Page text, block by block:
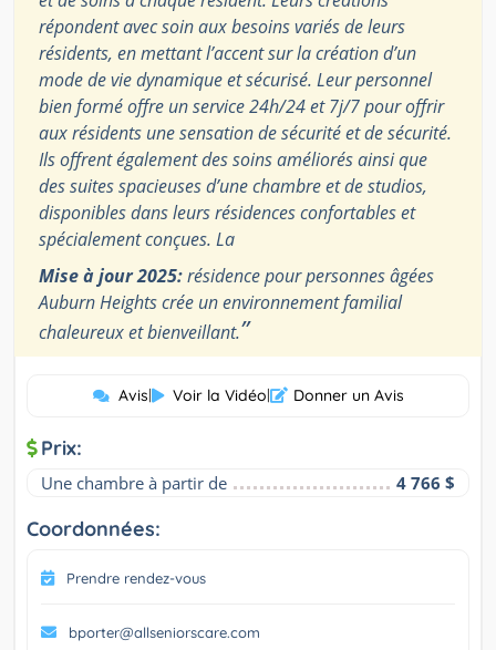
répondent avec soin aux besoins variés de leurs
résidents, en mettant l’accent sur la création d’un
mode de vie dynamique et sécurisé. Leur personnel
bien formé offre un service 24h/24 et 7j/7 pour offrir
aux résidents une sensation de sécurité et de sécurité.
Ils offrent également des soins améliorés ainsi que
des suites spacieuses d’une chambre et de studios,
disponibles dans leurs résidences confortables et
spécialement conçues. La
Mise à jour 2025:résidence pour personnes âgées
Auburn Heights crée un environnement familial
chaleureux et bienveillant.”
Avis| Voir la Vidéo| Donner un Avis
Prix:
Une chambre à partir de 4 766 $
Coordonnées:
Prendre rendez-vous
bporter@allseniorscare.com